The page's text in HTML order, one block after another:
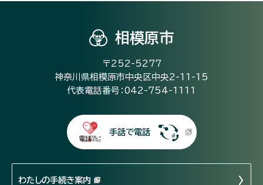
相模原市
〒252-5277
神奈川県相模原市中央区中央2-11-15
代表電話番号：042-754-1111
手話で電話
わたしの手続き案内